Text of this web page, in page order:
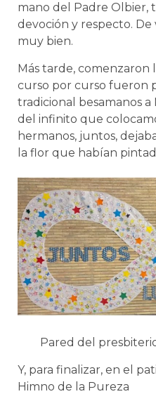
mano del Padre Olbier,
devoción y respecto.
muy bien.
Más tarde, comenzaron
curso por curso fueron
tradicional besamanos
del infinito que
hermanos, juntos,
la flor que habían
Pared del
Y, para finalizar, en el
Himno de la Pureza